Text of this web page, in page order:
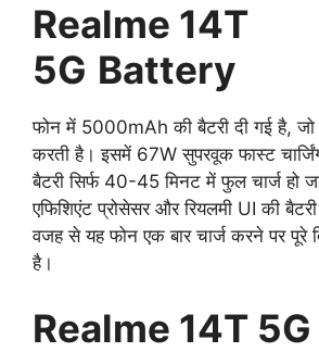
Realme 14T
5G Battery
फोन में 5000mAh की बैटरी दी गई है, जो
करती है। इसमें 67W सुपरवूक फास्ट
बैटरी सिर्फ 40-45 मिनट में फुल चार्ज हो
एफिशिएंट प्रोसेसर और रियलमी UI की
वजह से यह फोन एक बार चार्ज करने पर पूरे
है।
Realme 14T 5G